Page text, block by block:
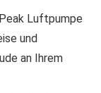
Luftpumpe
und
an Ihrem